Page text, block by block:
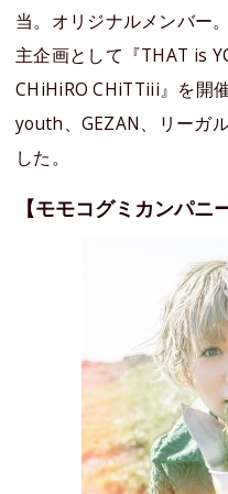
当。オリジナルメンバー
主企画として『THAT is
CHiHiRO CHiTTiii』を開
youth、GEZAN、リーガ
した。
【モモコグミカンパニ